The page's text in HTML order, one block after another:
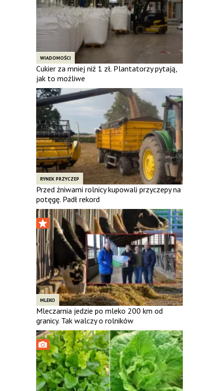
WIADOMOŚCI
Cukier za mniej niż 1 zł. Plantatorzy pytają,
jak to możliwe
RYNEK PRZYCZEP
Przed żniwami rolnicy kupowali przyczepy na
potęgę. Padł rekord
MLEKO
Mleczarnia jedzie po mleko 200 km od
granicy. Tak walczy o rolników